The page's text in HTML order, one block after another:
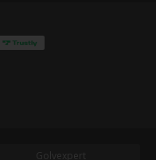
Golvexpert